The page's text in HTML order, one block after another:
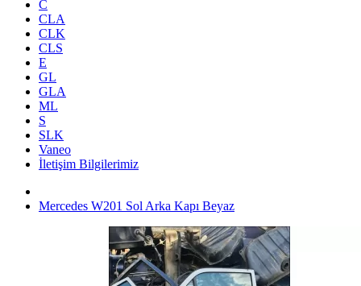
C
CLA
CLK
CLS
E
GL
GLA
ML
S
SLK
Vaneo
İletişim Bilgilerimiz
Mercedes W201 Sol Arka Kapı Beyaz